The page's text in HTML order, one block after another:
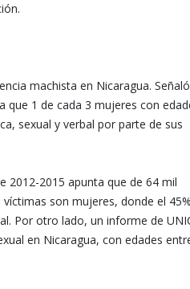
machista en Nicaragua. Señaló
que 1 de cada 3 mujeres con
sexual y verbal por parte de sus
2012-2015 apunta que de 64 mil
son mujeres, donde el 45%
Por otro lado, un informe de
en Nicaragua, con edades